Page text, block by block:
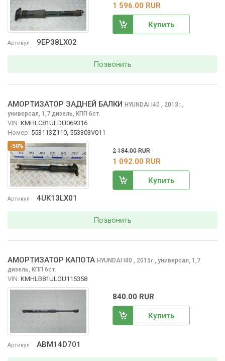
Артикул 9EP38LX02
1 596.00 RUR
Купить
Позвонить
-50%
Артикул 4UK13LX01
АМОРТИЗАТОР ЗАДНЕЙ БАЛКИ HYUNDAI I40 , 2013г.
универсал, 1,7 дизель, КПП 6ст.
VIN: KMHLC81ULDU069316
Номер: 553113Z110, 553303V011
2 184.00 RUR
1 092.00 RUR
Купить
Позвонить
Артикул ABM14D701
АМОРТИЗАТОР КАПОТА HYUNDAI I40 , 2015г. универсал, 1,7
дизель, КПП 6ст.
VIN: KMHLB81ULGU115358
840.00 RUR
Купить